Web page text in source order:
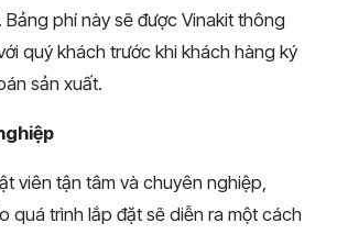
phí này sẽ được Vinakit thông
quý khách trước khi khách hàng ký
sản xuất.
viên tận tâm và chuyên nghiệp,
quá trình lắp đặt sẽ diễn ra một cách